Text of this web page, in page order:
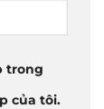
trong
của tôi.